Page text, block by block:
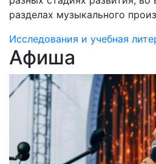
разделах музыкального
Исследования и учебная
Афиша